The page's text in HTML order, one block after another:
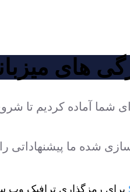
های
شما آماده کردیم تا
شده ما پیشنهاداتی
برای رمزگذاری ترافیک وب